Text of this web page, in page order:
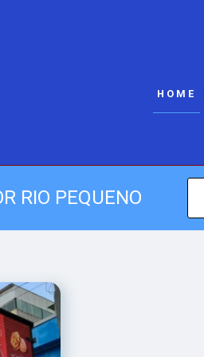
HOME
RIO PEQUENO